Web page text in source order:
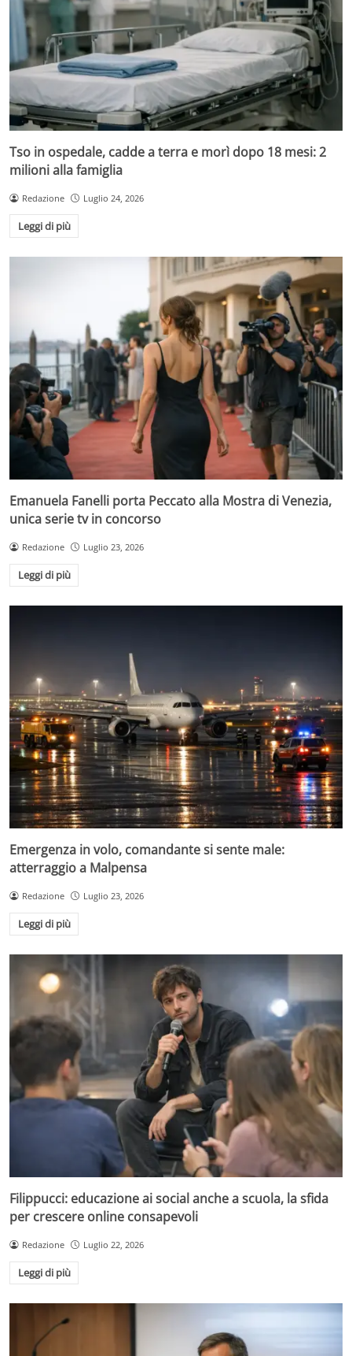
Tso in ospedale, cadde a terra e morì dopo 18 mesi: 2
milioni alla famiglia
Redazione Luglio 24, 2026
Leggi di più
Emanuela Fanelli porta Peccato alla Mostra di Venezia,
unica serie tv in concorso
Redazione Luglio 23, 2026
Leggi di più
Emergenza in volo, comandante si sente male:
atterraggio a Malpensa
Redazione Luglio 23, 2026
Leggi di più
Filippucci: educazione ai social anche a scuola, la sfida
per crescere online consapevoli
Redazione Luglio 22, 2026
Leggi di più